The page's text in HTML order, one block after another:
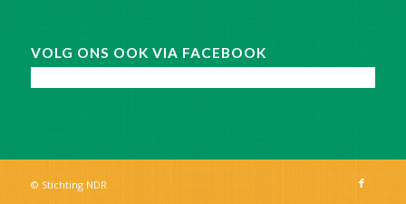
VOLG ONS OOK VIA FACEBOOK
© Stichting NDR